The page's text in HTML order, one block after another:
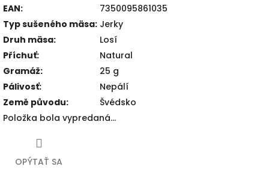
EAN:
7350095861035
Typ sušeného mäsa: Jerky
Druh mäsa:
Losí
Příchuť:
Natural
Gramáž:
25 g
Pálivosť:
Nepálí
Země původu:
Švédsko
Položka bola vypredaná…
OPÝTAŤ SA